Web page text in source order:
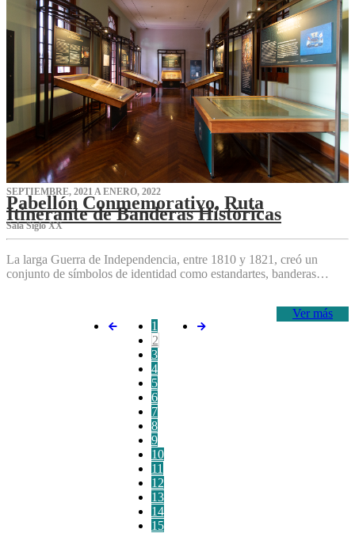
SEPTIEMBRE, 2021 A ENERO, 2022
Pabellón Conmemorativo, Ruta
Itinerante de Banderas Históricas
Sala Siglo XX
La larga Guerra de Independencia, entre 1810 y 1821, creó un
conjunto de símbolos de identidad como estandartes, banderas…
Ver más
1
2
3
4
5
6
7
8
9
10
11
12
13
14
15